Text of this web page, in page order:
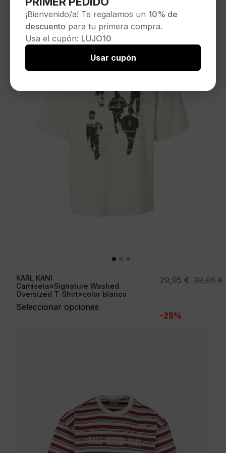
KARL KANI
Camiseta»Signature Washed
Oversized T-Shirt»color blanco
Seleccionar opciones
39,95€
El
era:
29,95 €
El
es:
-25%
¡Bienvenido/a! Te regalamos un 10% de
descuento para tu primera compra.
Usa el cupón: LUJO10
Usar cupón